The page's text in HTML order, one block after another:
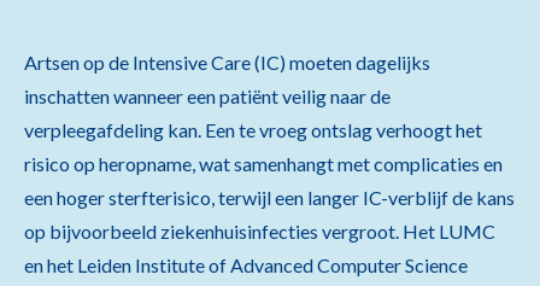
Artsen op de Intensive Care (IC) moeten dagelijks
inschatten wanneer een patiënt veilig naar de
verpleegafdeling kan. Een te vroeg ontslag verhoogt het
risico op heropname, wat samenhangt met complicaties en
een hoger sterfterisico, terwijl een langer IC-verblijf de kans
op bijvoorbeeld ziekenhuisinfecties vergroot. Het LUMC
en het Leiden Institute of Advanced Computer Science